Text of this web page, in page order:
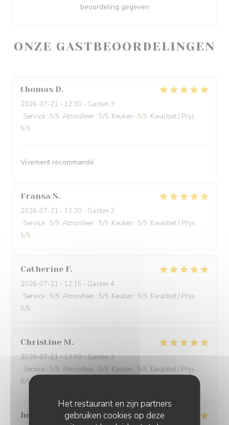
Het restaurant en zijn partners
gebruiken cookies op deze
ONZE GASTBEOORDELINGEN
thomas D
2026-07-21 - 12:30 - Gasten 3
Service : 5/5 Atmosfeer : 5/5 Keuken : 5/5 Kwaliteit / Prijs :
5/5
Vivement recommandé
Fransa S
2026-07-21 - 12:30 - Gasten 2
Service : 5/5 Atmosfeer : 5/5 Keuken : 5/5 Kwaliteit / Prijs :
5/5
Catherine F
2026-07-21 - 12:15 - Gasten 4
Service : 5/5 Atmosfeer : 5/5 Keuken : 5/5 Kwaliteit / Prijs :
5/5
Christine M
2026-07-21- 13:00 - Gasten 2
Service : 5/5 Atmosfeer : 5/5 Keuken : 5/5 Kwaliteit / Prijs :
5/5
luc
beoordeling gegeven